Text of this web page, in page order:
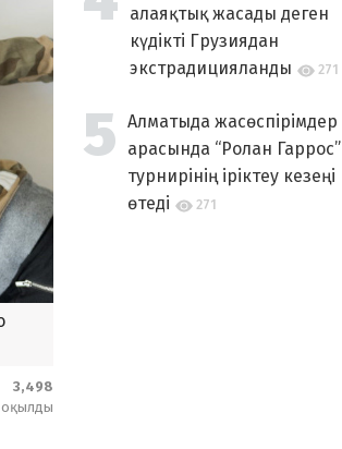
3,498
оқылды
алаяқтық жасады деген
күдікті Грузиядан
экстрадицияланды
271
Алматыда жасөспірімдер
арасында “Ролан Гаррос”
турнирінің іріктеу кезеңі
өтеді
271